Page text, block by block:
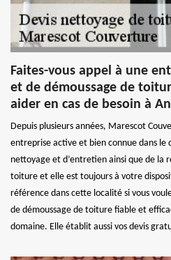
Faites-vous appel à une
et de démoussage de
aider en cas de besoin à
Depuis plusieurs années, Marescot
entreprise active et bien connue dans le
nettoyage et d’entretien ainsi que de la
toiture et elle est toujours à votre
référence dans cette localité si vous
de démoussage de toiture fiable et
domaine. Elle établit aussi vos devis